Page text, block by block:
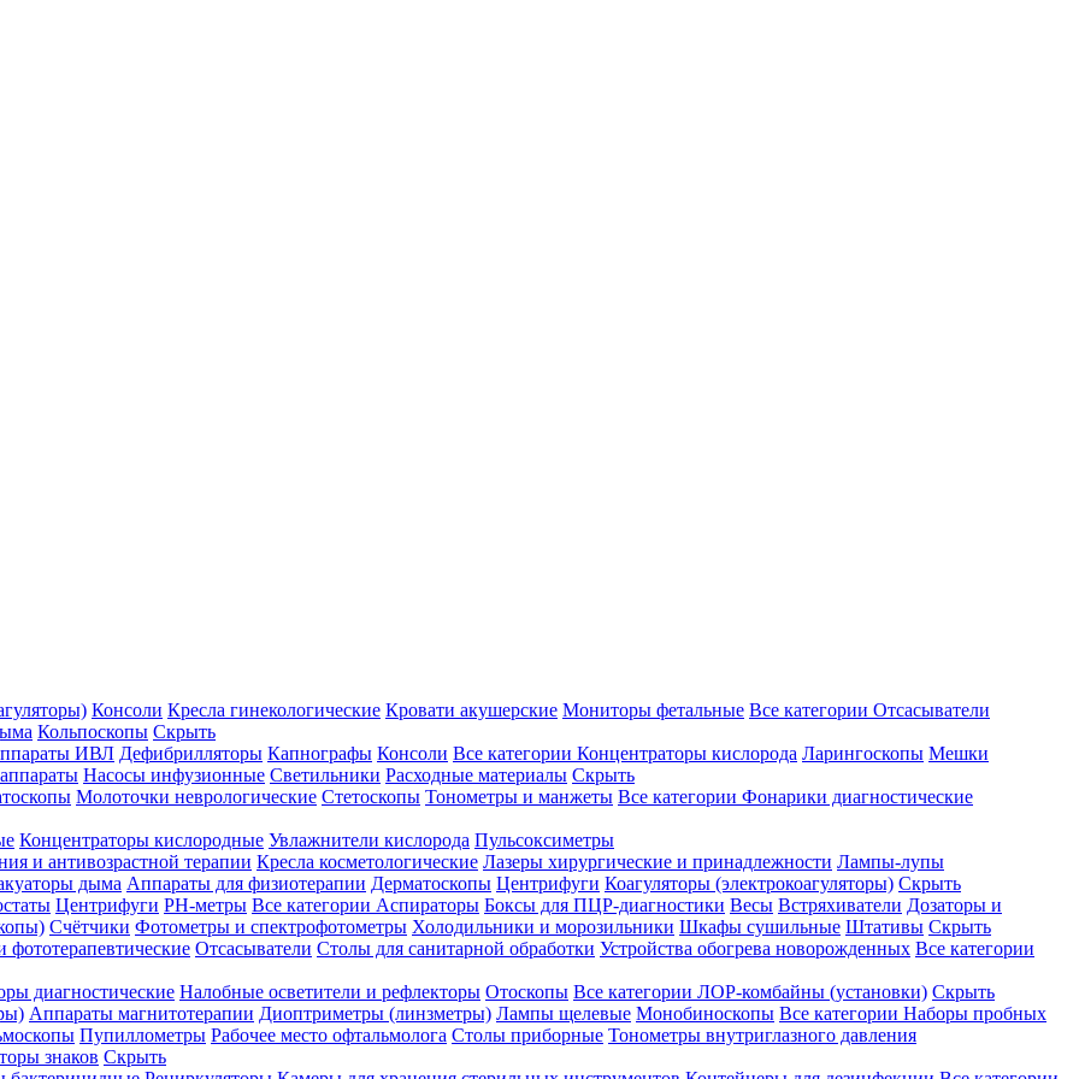
Консоли Кресла гинекологические Кровати акушерские Мониторы фетальные Все категории Отсасыватели
Кольпоскопы Скрыть
ИВЛ Дефибрилляторы Капнографы Консоли Все категории Концентраторы кислорода Ларингоскопы Мешки
Насосы инфузионные Светильники Расходные материалы Скрыть
Молоточки неврологические Стетоскопы Тонометры и манжеты Все категории Фонарики диагностические
Концентраторы кислородные Увлажнители кислорода Пульсоксиметры
и антивозрастной терапии Кресла косметологические Лазеры хирургические и принадлежности Лампы-лупы
дыма Аппараты для физиотерапии Дерматоскопы Центрифуги Коагуляторы (электрокоагуляторы) Скрыть
Центрифуги PH-метры Все категории Аспираторы Боксы для ПЦР-диагностики Весы Встряхиватели Дозаторы и
Счётчики Фотометры и спектрофотометры Холодильники и морозильники Шкафы сушильные Штативы Скрыть
фототерапевтические Отсасыватели Столы для санитарной обработки Устройства обогрева новорожденных Все категории
диагностические Налобные осветители и рефлекторы Отоскопы Все категории ЛОР-комбайны (установки) Скрыть
Аппараты магнитотерапии Диоптриметры (линзметры) Лампы щелевые Монобиноскопы Все категории Наборы пробных
Пупиллометры Рабочее место офтальмолога Столы приборные Тонометры внутриглазного давления
знаков Скрыть